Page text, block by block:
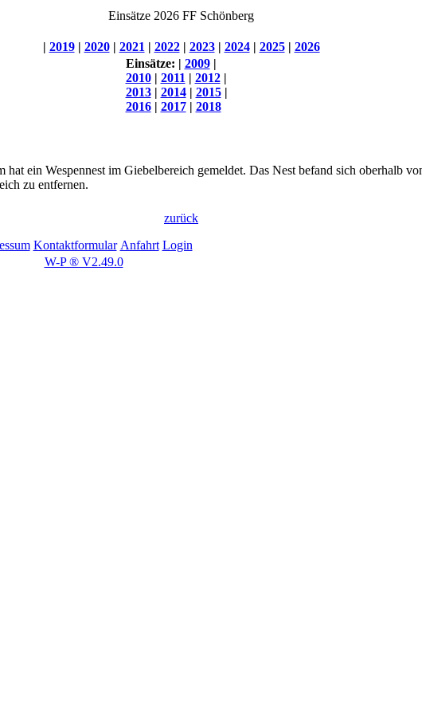
Einsätze 2026 FF Schönberg
| 2019| 2020| 2021 | 2022| 2023| 2024| 2025| 2026
Einsätze: | 2009|
2010| 2011 | 2012|
2013| 2014| 2015|
2016| 2017| 2018
hat ein Wespennest im Giebelbereich gemeldet. Das Nest befand sich oberhalb
zu entfernen.
zurück
Kontaktformular Anfahrt Login
W-P ® V2.49.0